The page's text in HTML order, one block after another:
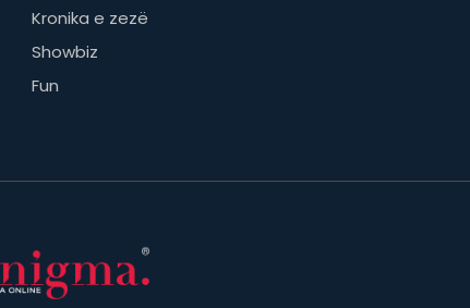
Kronika e zezë
Showbiz
Fun